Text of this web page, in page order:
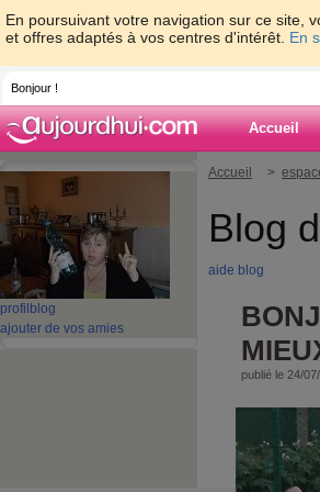
En poursuivant votre navigation sur ce site,
et offres adaptés à vos centres d'intérêt. En
Bonjour !
Accueil
profil blog
ajouter de vos amies
Accueil >
Blog
aide blog
publié le 24/